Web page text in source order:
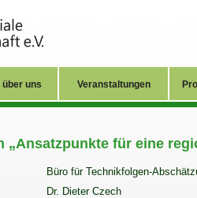
über uns Veranstaltungen
„Ansatzpunkte für eine
Büro für Technikfolgen-
Dr. Dieter Czech